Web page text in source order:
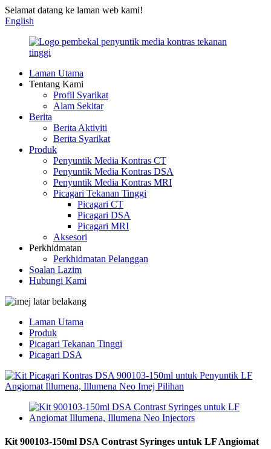
Selamat datang ke laman web kami!
English
Laman Utama
Tentang Kami
Profil Syarikat
Alam Sekitar
Berita
Berita Aktiviti
Berita Syarikat
Produk
Penyuntik Media Kontras CT
Penyuntik Media Kontras DSA
Penyuntik Media Kontras MRI
Picagari Tekanan Tinggi
Picagari CT
Picagari DSA
Picagari MRI
Aksesori
Perkhidmatan
Perkhidmatan Pelanggan
Soalan Lazim
Hubungi Kami
Laman Utama
Produk
Picagari Tekanan Tinggi
Picagari DSA
Kit 900103-150ml DSA Contrast Syringes untuk LF Angiomat